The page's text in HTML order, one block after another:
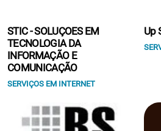
STIC - SOLUÇOES EM
TECNOLOGIA DA
INFORMAÇÃO E
COMUNICAÇÃO
SERVIÇOS EM INTERNET
Up